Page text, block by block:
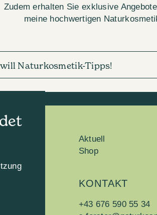
Zudem erhalten Sie exklusive
meine hochwertigen
will Naturkosmetik-Tipps!
Aktuell
Shop
KONTAKT
+43 676 590 55 34